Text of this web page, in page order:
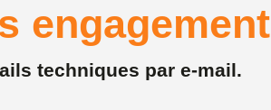
engagement
techniques par e-mail.